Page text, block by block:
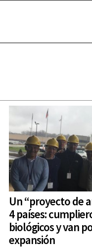
Un “proyecto de
4 países:
biológicos y van
expansión